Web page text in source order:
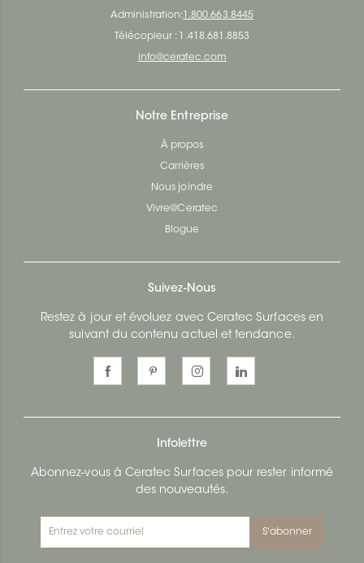
Administration: 1.800.663.8445
Télécopieur : 1.418.681.8853
info@ceratec.com
Notre Entreprise
À propos
Carrières
Nous joindre
Vivre@Ceratec
Blogue
Suivez-Nous
Restez à jour et évoluez avec Ceratec Surfaces en
suivant du contenu actuel et tendance.
Infolettre
Abonnez-vous à Ceratec Surfaces pour rester informé
des nouveautés.
S'abonner